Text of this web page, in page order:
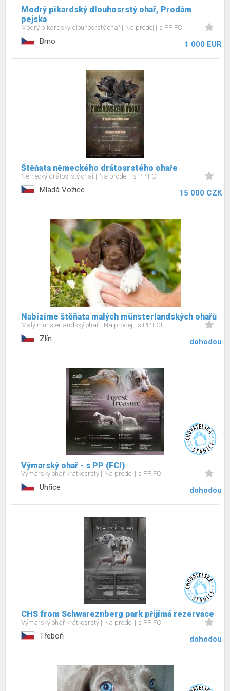
Modrý pikardský dlouhosrstý ohař, Prodám
pejska
Modrý pikardský dlouhosrstý ohař Na prodej s PP FCI
Brno 1 000 EUR
Štěňata německého drátosrstého ohaře
Německý drátosrstý ohař Na prodej s PP FCI
Mladá Vožice 15 000 CZK
Nabízíme štěňata malých münsterlandských ohařů
Malý münsterlandský ohař Na prodej s PP FCI
Zlín dohodou
Výmarský ohař - s PP (FCI)
Výmarský ohař krátkosrstý Na prodej s PP FCI
Uhřice dohodou
CHS from Schwareznberg park přijímá rezervace
Výmarský ohař krátkosrstý Na prodej s PP FCI
Třeboň dohodou